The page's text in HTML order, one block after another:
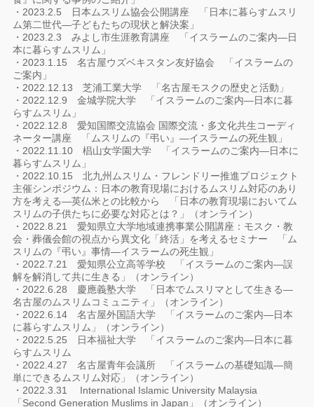
・2023.2.5 日本ムスリム協会公開講座 「日本に暮らすムスリ
ム第二世代―子どもたちの現状と解決案」
・2023.2.3 みよし市生涯教育講座 「イスラームのご案内―日
本に暮らすムスリム」
・2023.1.15 名古屋ウズベキスタン友好協会 「イスラームの
ご案内」
・2022.12.13 芝浦工業大学 「名古屋モスクの歴史と活動」
・2022.12.9 金城学院大学 「イスラームのご案内―日本に暮
らすムスリム」
・2022.12.8 愛知国際交流協会 国際交流・多文化共生コーディ
ネーター講座 「ムスリムの『弔い』―イスラームの死生観」
・2022.11.10 椙山女学園大学 「イスラームのご案内―日本に
暮らすムスリム」
・2022.10.15 北九州ムスリム・フレンドリー推進プロジェクト
主催シンポジウム：日本の教育現場におけるムスリム対応のあり
方を考える―英仏米との比較から 「日本の教育現場においてム
スリムの子供たちに必要な対応とは？」（オンライン）
・2022.8.21 愛知県立大学地域連携事業公開講座：モスク・教
会・葬儀会館の視点から異文化「終活」を考えるセミナー 「ム
スリムの『弔い』事情―イスラームの死生観」
・2022.7.21 愛知県公立高等学校 「イスラームのご案内―誤
解を解消して共に生きる」（オンライン）
・2022.6.28 慶應義塾大学 「日本でムスリマとして生きる―
名古屋のムスリムコミュニティ」（オンライン）
・2022.6.14 名古屋外国語大学 「イスラームのご案内―日本
に暮らすムスリム」（オンライン）
・2022.5.25 日本福祉大学 「イスラームのご案内―日本に暮
らすムスリム
・2022.4.27 名古屋青年会議所 「イスラームの基礎知識―簡
単にできるムスリム対応」（オンライン）
・2022.3.31 International Islamic University Malaysia
「Second Generation Muslims in Japan」（オンライン）